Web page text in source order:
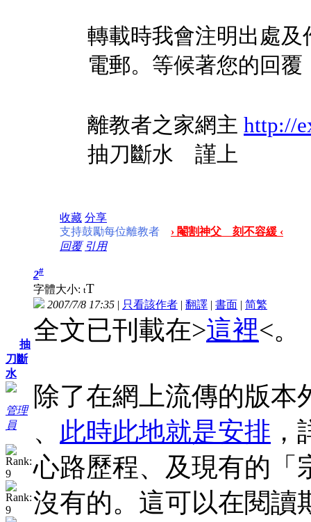
轉載時我會注明出處
電郵。等候著您的回覆
離教者之家網主 http://
抽刀斷水 謹上
收藏 分享
支持鼓勵每位離教者
› 閹割神父 刻不容緩 ‹
回覆 引用
抽
刀斷
水
管理
員
2#
字體大小: tT
2007/7/8 17:35 | 只看該作者 | 翻譯 | 書面 | 简繁
全文已刊載在>這裡<。
除了在網上流傳的版本
、 此時此地就是安排
心路歷程、及現有的「
沒有的。這可以在閱讀